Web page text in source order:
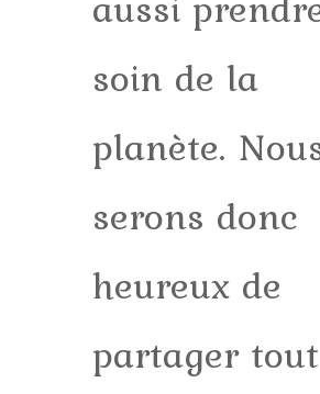
soin de la
planète.
serons donc
heureux de
partager